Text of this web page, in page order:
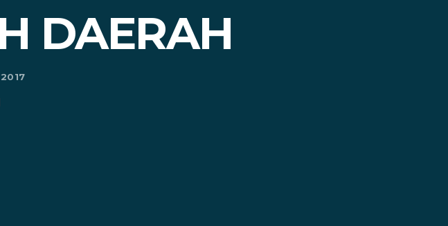
DAERAH